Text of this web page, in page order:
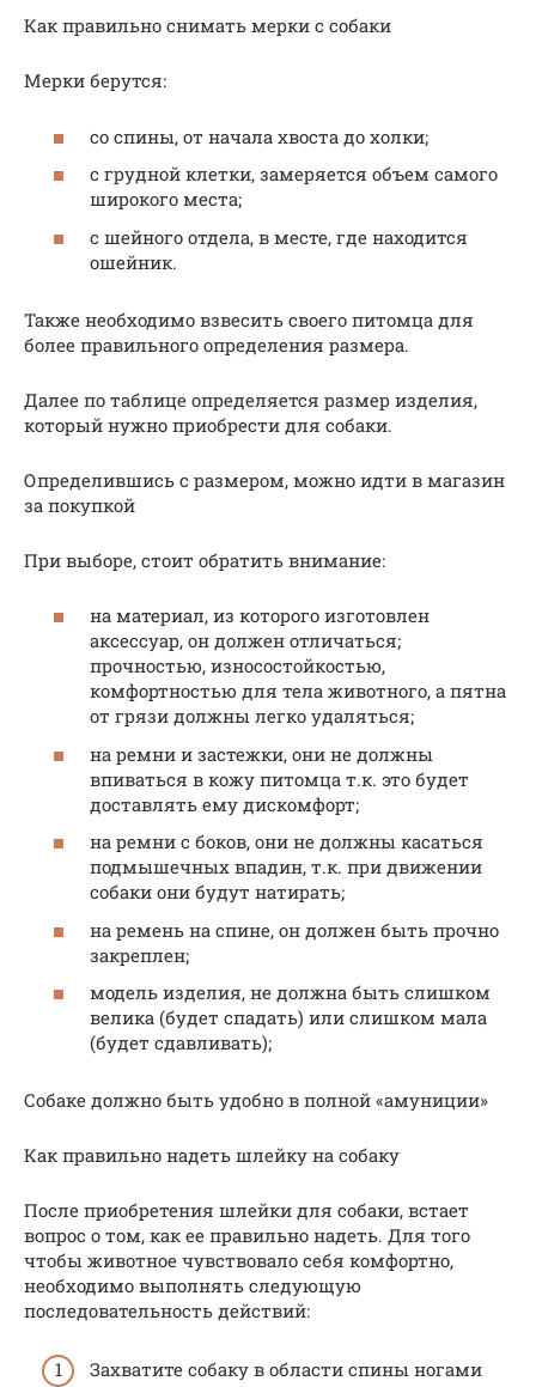
Как правильно снимать мерки с собаки
Мерки берутся:
со спины, от начала хвоста до холки;
с грудной клетки, замеряется объем самого
широкого места;
с шейного отдела, в месте, где находится
ошейник.
Также необходимо взвесить своего питомца для
более правильного определения размера.
Далее по таблице определяется размер изделия,
который нужно приобрести для собаки.
Определившись с размером, можно идти в магазин
за покупкой
При выборе, стоит обратить внимание:
на материал, из которого изготовлен
аксессуар, он должен отличаться;
прочностью, износостойкостью,
комфортностью для тела животного, а пятна
от грязи должны легко удаляться;
на ремни и застежки, они не должны
впиваться в кожу питомца т.к. это будет
доставлять ему дискомфорт;
на ремни с боков, они не должны касаться
подмышечных впадин, т.к. при движении
собаки они будут натирать;
на ремень на спине, он должен быть прочно
закреплен;
модель изделия, не должна быть слишком
велика (будет спадать) или слишком мала
(будет сдавливать);
Собаке должно быть удобно в полной «амуниции»
Как правильно надеть шлейку на собаку
После приобретения шлейки для собаки, встает
вопрос о том, как ее правильно надеть. Для того
чтобы животное чувствовало себя комфортно,
необходимо выполнять следующую
последовательность действий:
Захватите собаку в области спины ногами